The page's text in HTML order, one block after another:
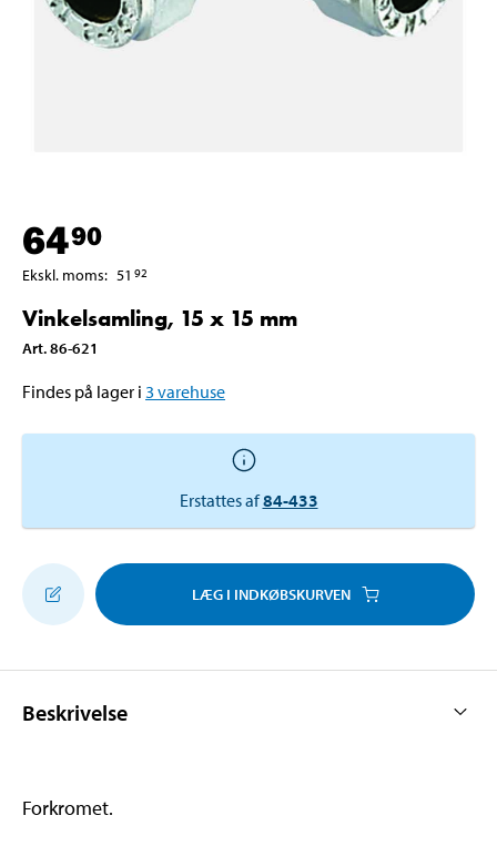
6490
Ekskl. moms: 51 92
Vinkelsamling, 15 x 15 mm
Art.86-621
Findes på lager i 3 varehuse
Erstattes af84-433
LÆG I INDKØBSKURVEN
Beskrivelse
Forkromet.